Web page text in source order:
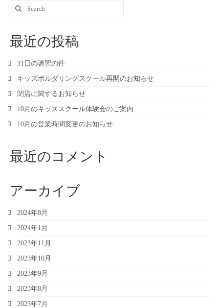
Search
最近の投稿
31日の講習の件
キッズボルダリングスクール再開のお知らせ
閉店に関するお知らせ
10月のキッズスクール体験会のご案内
10月の営業時間変更のお知らせ
最近のコメント
アーカイブ
2024年8月
2024年1月
2023年11月
2023年10月
2023年9月
2023年8月
2023年7月